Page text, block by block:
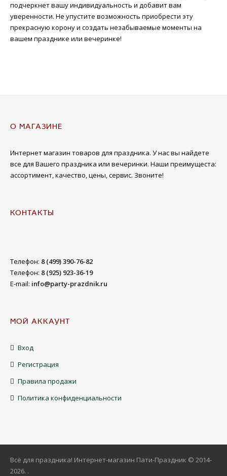
подчеркнет вашу индивидуальность и добавит вам
уверенности. Не упустите возможность приобрести эту
прекрасную корону и создать незабываемые моменты на
вашем празднике или вечеринке!
О МАГАЗИНЕ
Интернет магазин товаров для праздника. У нас вы найдете
все для Вашего праздника или вечеринки. Наши преимущеста:
ассортимент, качество, цены, сервис. Звоните!
КОНТАКТЫ
Телефон: 8 (499) 390-76-82
Телефон: 8 (925) 923-36-19
E-mail: info@party-prazdnik.ru
МОЙ АККАУНТ
Вход
Регистрация
Правила продажи
Политика конфиденциальности
Всё для праздника! Интернет-магазин Пати-Праздник © 2014-
2026. .